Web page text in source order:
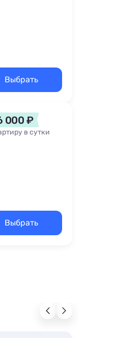
Выбрать
000 ₽
в сутки
Выбрать